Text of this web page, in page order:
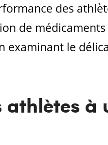
des
de
examinant le
athlètes